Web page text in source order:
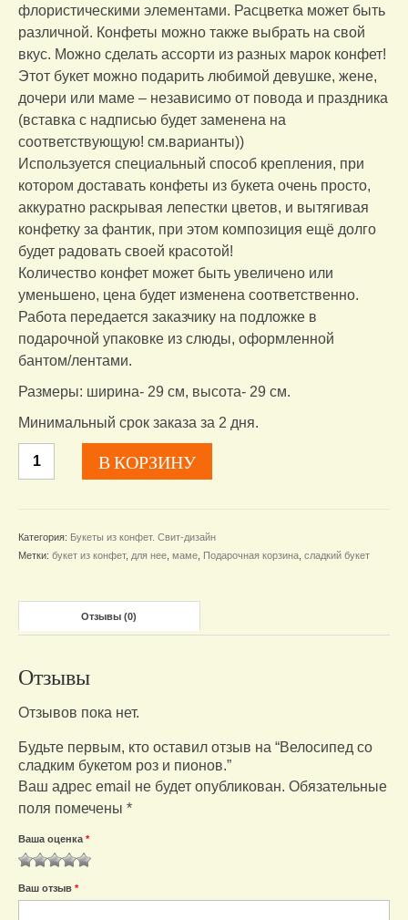
флористическими элементами. Расцветка может быть
различной. Конфеты можно также выбрать на свой
вкус. Можно сделать ассорти из разных марок конфет!
Этот букет можно подарить любимой девушке, жене,
дочери или маме – независимо от повода и праздника
(вставка с надписью будет заменена на
соответствующую! см.варианты))
Используется специальный способ крепления, при
котором доставать конфеты из букета очень просто,
аккуратно раскрывая лепестки цветов, и вытягивая
конфетку за фантик, при этом композиция ещё долго
будет радовать своей красотой!
Количество конфет может быть увеличено или
уменьшено, цена будет изменена соответственно.
Работа передается заказчику на подложке в
подарочной упаковке из слюды, оформленной
бантом/лентами.
Размеры: ширина- 29 см, высота- 29 см.
Минимальный срок заказа за 2 дня.
товара
букетом
роз
В КОРЗИНУ
Категория: Букеты из конфет. Свит-дизайн
Метки: букет из конфет, для нее маме Подарочная корзина сладкий букет
Отзывы (0)
Отзывы
Отзывов пока нет.
Будьте первым, кто оставил отзыв на “Велосипед со
сладким букетом роз и пионов.”
Ваш адрес email не будет опубликован. Обязательные
поля помечены *
Ваша оценка *
Ваш отзыв *